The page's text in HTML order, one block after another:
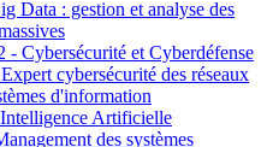
Data : gestion et analyse des
Cybersécurité et Cyberdéfense
cybersécurité des réseaux
d'information
Artificielle
des systèmes